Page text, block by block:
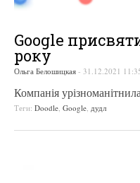
Google
року
Ольга Белошицкая - 31.12.2021
Компанія
Теги: Doodle, Google, дудл